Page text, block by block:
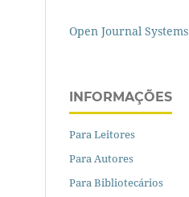
Open Journal Systems
INFORMAÇÕES
Para Leitores
Para Autores
Para Bibliotecários